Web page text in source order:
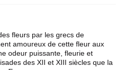
fleurs par les grecs de
amoureux de cette fleur aux
odeur puissante, fleurie et
des XII et XIII siècles que la